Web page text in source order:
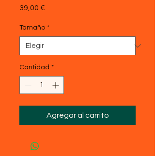
39,00 €
Tamaño *
Cantidad *
Agregar al carrito